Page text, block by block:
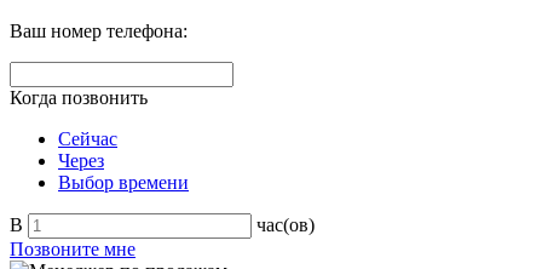
Ваш номер телефона:
Когда позвонить
Сейчас
Через
Выбор времени
В
час(ов)
Позвоните мне